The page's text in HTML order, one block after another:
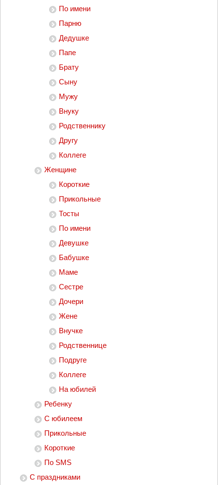
По имени
Парню
Дедушке
Папе
Брату
Сыну
Мужу
Внуку
Родственнику
Другу
Коллеге
Женщине
Короткие
Прикольные
Тосты
По имени
Девушке
Бабушке
Маме
Сестре
Дочери
Жене
Внучке
Родственнице
Подруге
Коллеге
На юбилей
Ребенку
С юбилеем
Прикольные
Короткие
По SMS
С праздниками